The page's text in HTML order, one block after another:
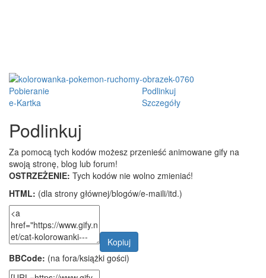
Pobieranie
Podlinkuj
e-Kartka
Szczegóły
Podlinkuj
Za pomocą tych kodów możesz przenieść animowane gify na
swoją stronę, blog lub forum!
OSTRZEŻENIE: Tych kodów nie wolno zmieniać!
HTML: (dla strony głównej/blogów/e-maili/itd.)
Kopiuj
BBCode: (na fora/książki gości)